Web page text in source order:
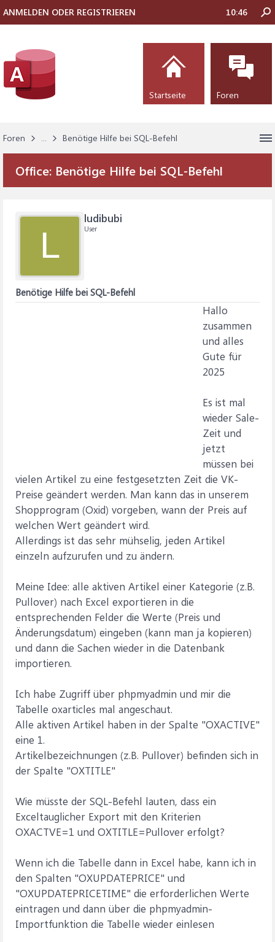
Foren ... Benötige Hilfe bei SQL-Befehl
Office: Benötige Hilfe bei SQL-Befehl
L
ludibubi
User
Benötige Hilfe bei SQL-Befehl
Hallo
zusammen
und alles
Gute für
2025
Es ist mal
wieder Sale-
Zeit und
jetzt
müssen bei
vielen Artikel zu eine festgesetzten Zeit die VK-
Preise geändert werden. Man kann das in unserem
Shopprogram (Oxid) vorgeben, wann der Preis auf
welchen Wert geändert wird.
Allerdings ist das sehr mühselig, jeden Artikel
einzeln aufzurufen und zu ändern.
Meine Idee: alle aktiven Artikel einer Kategorie (z.B.
Pullover) nach Excel exportieren in die
entsprechenden Felder die Werte (Preis und
Änderungsdatum) eingeben (kann man ja kopieren)
und dann die Sachen wieder in die Datenbank
importieren.
Ich habe Zugriff über phpmyadmin und mir die
Tabelle oxarticles mal angeschaut.
Alle aktiven Artikel haben in der Spalte "OXACTIVE"
eine 1.
Artikelbezeichnungen (z.B. Pullover) befinden sich in
der Spalte "OXTITLE"
Wie müsste der SQL-Befehl lauten, dass ein
Exceltauglicher Export mit den Kriterien
OXACTVE=1 und OXTITLE=Pullover erfolgt?
Wenn ich die Tabelle dann in Excel habe, kann ich in
den Spalten "OXUPDATEPRICE" und
"OXUPDATEPRICETIME" die erforderlichen Werte
eintragen und dann über die phpmyadmin-
Importfunktion die Tabelle wieder einlesen
ANMELDEN ODER REGISTRIEREN 10:46
Startseite Foren